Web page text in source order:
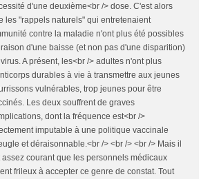
d'une deuxième<br /> dose. C'est alors
les "rappels naturels" qui entretenaient
contre la maladie n'ont plus été possibles
d'une baisse (et non pas d'une disparition)
A présent, les<br /> adultes n'ont plus
durables à vie à transmettre aux jeunes
vulnérables, trop jeunes pour être
Les deux souffrent de graves
dont la fréquence est<br />
imputable à une politique vaccinale
et déraisonnable.<br /> <br /> <br /> Mais il
assez courant que les personnels médicaux
frileux à accepter ce genre de constat. Tout